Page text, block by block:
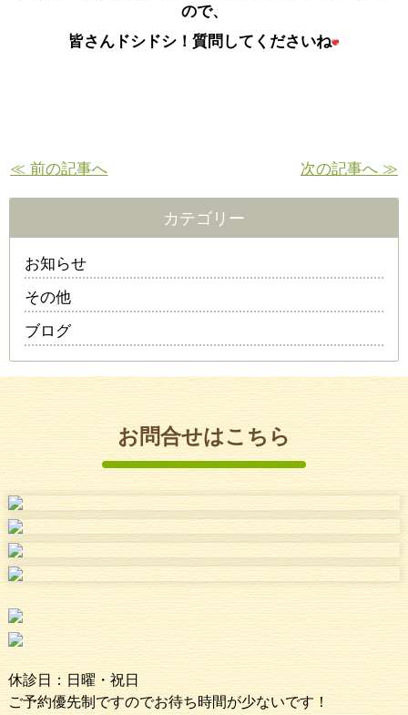
ので、
皆さんドシドシ！質問してくださいね
≪ 前の記事へ 次の記事へ ≫
カテゴリー
お知らせ
その他
ブログ
お問合せはこちら
休診日：日曜・祝日
ご予約優先制ですのでお待ち時間が少ないです！